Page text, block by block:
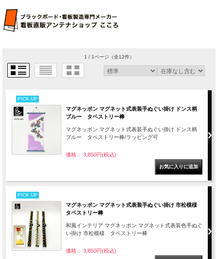
1 / 1ページ（全12件）
PICK UP
マグネッポン マグネット式表装手ぬぐい掛け ドンス柄
ブルー タペストリー棒
マグネッポン マグネット式表装手ぬぐい掛け ドンス柄
ブルー タペストリー棒/ラッピング可
価格： 3,850円(税込)
PICK UP
マグネッポン マグネット式表装手ぬぐい掛け 市松模様
タペストリー棒
和風インテリア マグネッポン マグネット式表装色手ぬぐ
い掛け 市松模様 タペストリー棒
価格： 3,850円(税込)